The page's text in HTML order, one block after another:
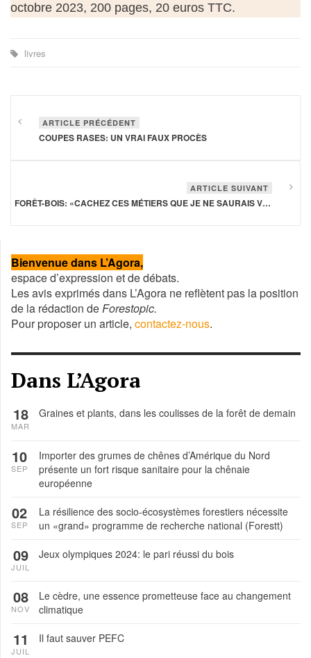
octobre 2023, 200 pages, 20 euros TTC.
livres
ARTICLE PRÉCÉDENT
COUPES RASES: UN VRAI FAUX PROCÈS
ARTICLE SUIVANT
FORÊT-BOIS: «CACHEZ CES MÉTIERS QUE JE NE SAURAIS VOIR». UN ATTRAIT PLOMBÉ PAR L’IMAGINAIRE DE L’ANCIEN RÉGIME
Bienvenue dans L’Agora,
espace d’expression et de débats.
Les avis exprimés dans L’Agora ne reflètent pas la position
de la rédaction deForestopic.
Pour proposer un article, contactez-nous.
Dans L’Agora
Graines et plants, dans les coulisses de la forêt de demain
18
MAR
Importer des grumes de chênes d’Amérique du Nord
présente un fort risque sanitaire pour la chênaie
européenne
10
SEP
La résilience des socio-écosystèmes forestiers nécessite
un «grand» programme de recherche national (Forestt)
02
SEP
Jeux olympiques 2024: le pari réussi du bois
09
JUIL
Le cèdre, une essence prometteuse face au changement
climatique
08
NOV
Il faut sauver PEFC
11
JUIL